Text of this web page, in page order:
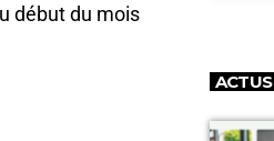
début du mois
ACTUS